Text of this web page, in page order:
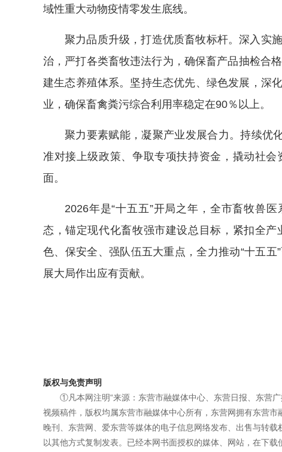
域性重大动物疫情零发生底线。
聚力品质升级，打造优质畜牧标杆。深入实
治，严打各类畜牧违法行为，确保畜产品抽检合
建生态养殖体系。坚持生态优先、绿色发展，深
业，确保畜禽粪污综合利用率稳定在90％以上。
聚力要素赋能，凝聚产业发展合力。持续优
准对接上级政策、争取专项扶持资金，撬动社
面。
2026年是“十五五”开局之年，全市畜牧兽
态，锚定现代化畜牧强市建设总目标，紧扣全
色、保安全、强队伍五大重点，全力推动“十五
展大局作出应有贡献。
版权与免责声明
①凡本网注明“来源：东营市融媒体中心、东营日报、东营
视频稿件，版权均属东营市融媒体中心所有，东营网拥有东营
晚刊、东营网、爱东营等媒体的电子信息网络发布、出售与转
以其他方式复制发表。已经本网书面授权的媒体、网站，在下载